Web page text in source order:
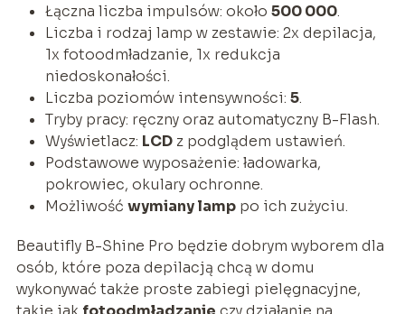
Łączna liczba impulsów: około 500 000.
Liczba i rodzaj lamp w zestawie: 2x depilacja,
1x fotoodmładzanie, 1x redukcja
niedoskonałości.
Liczba poziomów intensywności: 5.
Tryby pracy: ręczny oraz automatyczny B-Flash.
Wyświetlacz: LCDz podglądem ustawień.
Podstawowe wyposażenie: ładowarka,
pokrowiec, okulary ochronne.
Możliwość wymiany lamppo ich zużyciu.
Beautifly B-Shine Pro będzie dobrym wyborem dla
osób, które poza depilacją chcą w domu
wykonywać także proste zabiegi pielęgnacyjne,